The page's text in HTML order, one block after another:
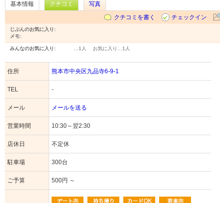
基本情報 クチコミ
写真
クチコミを書く
チェックイン
じぶんのお気に入り:
メモ:
みんなのお気に入り: 1人 お気に入り… 1人
住所 熊本市中央区九品寺6-9-1
TEL -
メール メールを送る
営業時間 10:30～翌2:30
店休日 不定休
駐車場 300台
ご予算 500円 ～